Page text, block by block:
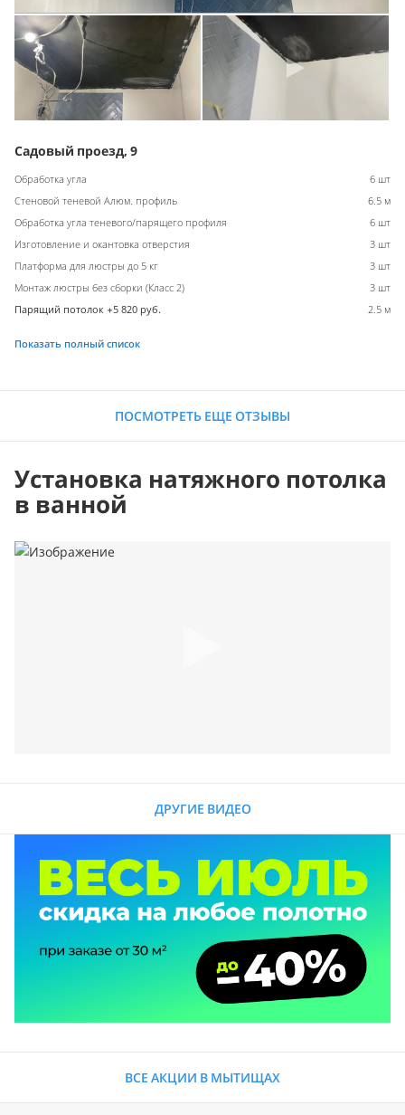
Садовый проезд, 9
Обработка угла
6 шт
Стеновой теневой Алюм. профиль
6.5 м
Обработка угла теневого/парящего профиля
6 шт
Изготовление и окантовка отверстия
3 шт
Платформа для люстры до 5 кг
3 шт
Монтаж люстры без сборки (Класс 2)
3 шт
Парящий потолок +5 820 руб.
2.5 м
Показать полный список
ПОСМОТРЕТЬ ЕЩЕ ОТЗЫВЫ
Установка натяжного потолка
в ванной
ДРУГИЕ ВИДЕО
ВСЕ АКЦИИ В МЫТИЩАХ